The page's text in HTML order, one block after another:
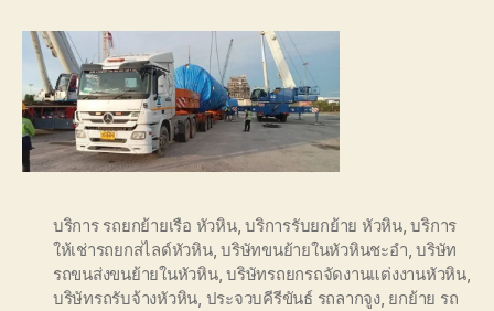
บริการ รถยกย้ายเรือ หัวหิน,บริการรับยกย้าย หัวหิน,บริการ
ให้เช่ารถยกสไลด์หัวหิน,บริษัทขนย้ายในหัวหินชะอำ,บริษัท
รถขนส่งขนย้ายในหัวหิน,บริษัทรถยกรถจัดงานแต่งงานหัวหิน,
บริษัทรถรับจ้างหัวหิน, ประจวบคีรีขันธ์ รถลากจูง, ยกย้าย รถ